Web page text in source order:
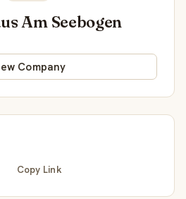
Am Seebogen
Company
Copy Link